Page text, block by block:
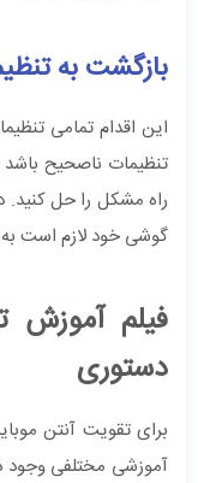
بازگشت به
این اقدام تمامی
تنظیمات ناصحیح باشد
راه مشکل را حل
گوشی خود لازم است به
فیلم آموزش
دستوری
برای تقویت آنتن
آموزشی مختلفی وجود